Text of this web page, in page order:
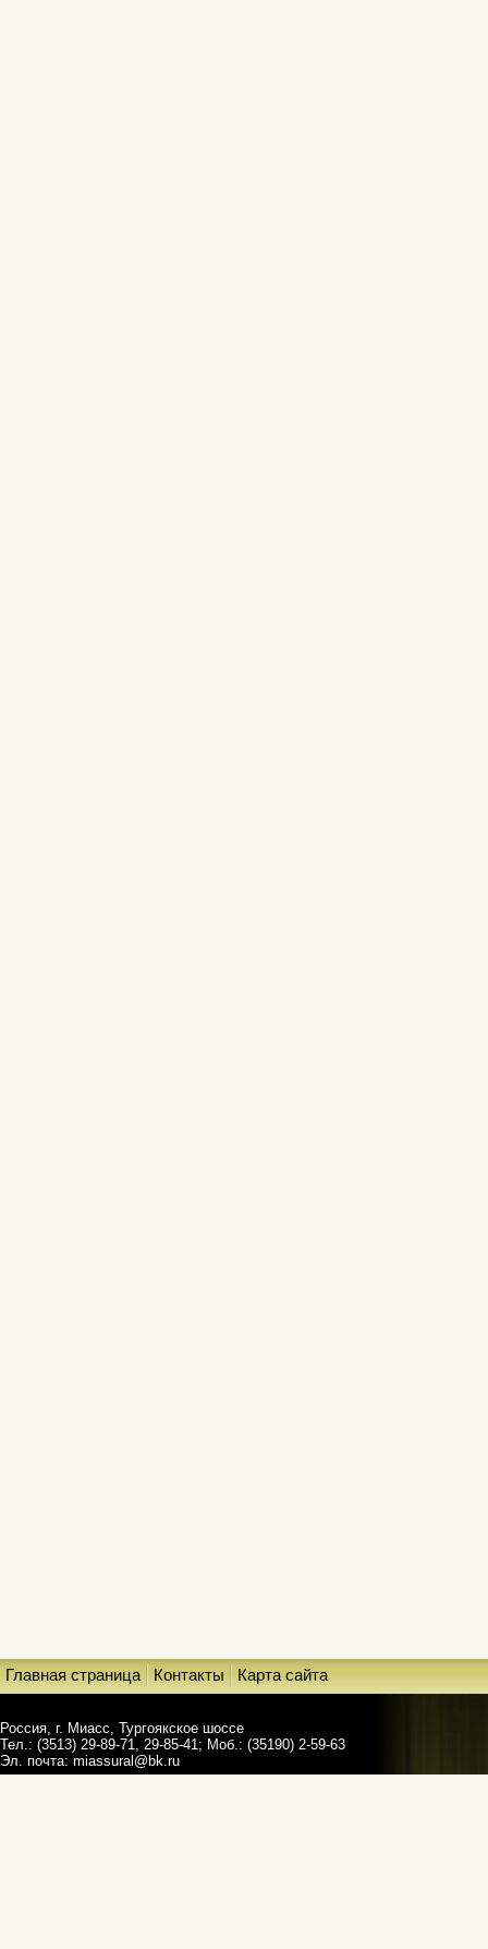
Главная страница Контакты Карта сайта
Россия, г. Миасс, Тургоякское шоссе
Тел.: (3513) 29-89-71, 29-85-41; Моб.: (35190) 2-59-63
Эл. почта: miassural@bk.ru